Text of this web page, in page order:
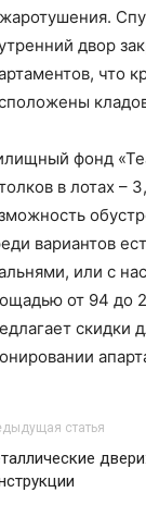
двор
что
фонд
в лотах –
вариантов
или с
от 94 до
скидки
статья